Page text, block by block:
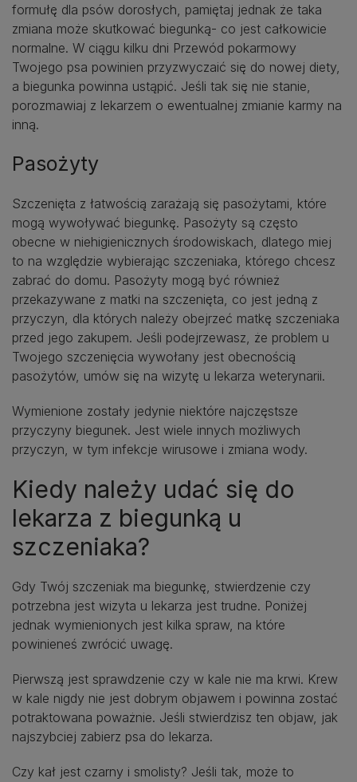
formułę dla psów dorosłych, pamiętaj jednak że taka
zmiana może skutkować biegunką- co jest całkowicie
normalne. W ciągu kilku dni Przewód pokarmowy
Twojego psa powinien przyzwyczaić się do nowej diety,
a biegunka powinna ustąpić. Jeśli tak się nie stanie,
porozmawiaj z lekarzem o ewentualnej zmianie karmy na
inną.
Pasożyty
Szczenięta z łatwością zarażają się pasożytami, które
mogą wywoływać biegunkę. Pasożyty są często
obecne w niehigienicznych środowiskach, dlatego miej
to na względzie wybierając szczeniaka, którego chcesz
zabrać do domu. Pasożyty mogą być również
przekazywane z matki na szczenięta, co jest jedną z
przyczyn, dla których należy obejrzeć matkę szczeniaka
przed jego zakupem. Jeśli podejrzewasz, że problem u
Twojego szczenięcia wywołany jest obecnością
pasożytów, umów się na wizytę u lekarza weterynarii.
Wymienione zostały jedynie niektóre najczęstsze
przyczyny biegunek. Jest wiele innych możliwych
przyczyn, w tym infekcje wirusowe i zmiana wody.
Kiedy należy udać się do
lekarza z biegunką u
szczeniaka?
Gdy Twój szczeniak ma biegunkę, stwierdzenie czy
potrzebna jest wizyta u lekarza jest trudne. Poniżej
jednak wymienionych jest kilka spraw, na które
powinieneś zwrócić uwagę.
Pierwszą jest sprawdzenie czy w kale nie ma krwi. Krew
w kale nigdy nie jest dobrym objawem i powinna zostać
potraktowana poważnie. Jeśli stwierdzisz ten objaw, jak
najszybciej zabierz psa do lekarza.
Czy kał jest czarny i smolisty? Jeśli tak, może to